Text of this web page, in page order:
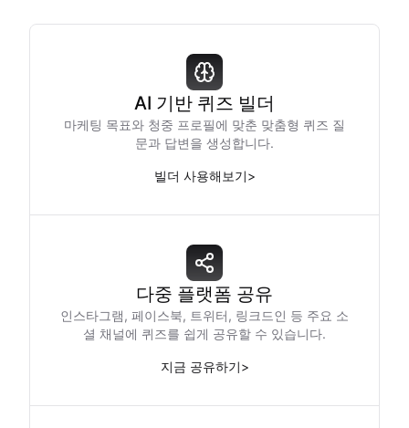
AI 기반 퀴즈 빌더
마케팅 목표와 청중 프로필에 맞춘 맞춤형 퀴즈 질
문과 답변을 생성합니다.
빌더 사용해보기>
다중 플랫폼 공유
인스타그램, 페이스북, 트위터, 링크드인 등 주요 소
셜 채널에 퀴즈를 쉽게 공유할 수 있습니다.
지금 공유하기>